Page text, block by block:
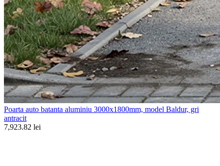
Poarta auto batanta aluminiu 3000x1800mm, model Baldur, gri
antracit
7,923.82 lei